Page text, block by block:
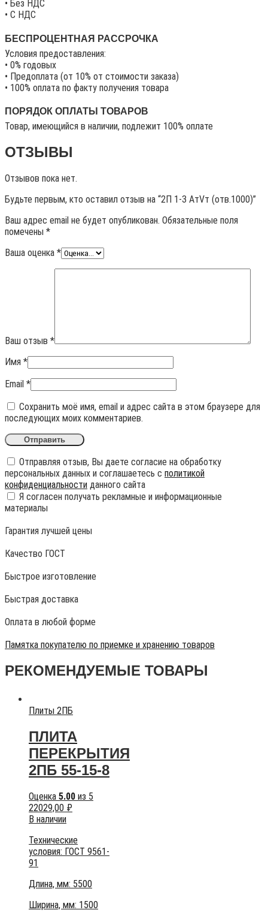
• Без НДС
• C НДС
БЕСПРОЦЕНТНАЯ РАССРОЧКА
Условия предоставления:
• 0% годовых
• Предоплата (от 10% от стоимости заказа)
• 100% оплата по факту получения товара
ПОРЯДОК ОПЛАТЫ ТОВАРОВ
Товар, имеющийся в наличии, подлежит 100% оплате
ОТЗЫВЫ
Отзывов пока нет.
Будьте первым, кто оставил отзыв на “2П 1-3 АтVт (отв.1000)”
Ваш адрес email не будет опубликован. Обязательные поля
помечены *
Ваша оценка *
Ваш отзыв *
Имя *
Email *
Сохранить моё имя, email и адрес сайта в этом браузере для
последующих моих комментариев.
Отправляя отзыв, Вы даете согласие на обработку
персональных данных и соглашаетесь с политикой
конфиденциальности данного сайта
Я согласен получать рекламные и информационные
материалы
Гарантия лучшей цены
Качество ГОСТ
Быстрое изготовление
Быстрая доставка
Оплата в любой форме
Памятка покупателю по приемке и хранению товаров
РЕКОМЕНДУЕМЫЕ ТОВАРЫ
Плиты 2ПБ
ПЛИТА
ПЕРЕКРЫТИЯ
2ПБ 55-15-8
Оценка 5.00 из 5
22029,00 ₽
В наличии
Технические
условия: ГОСТ 9561-
91
Длина, мм: 5500
Ширина, мм: 1500